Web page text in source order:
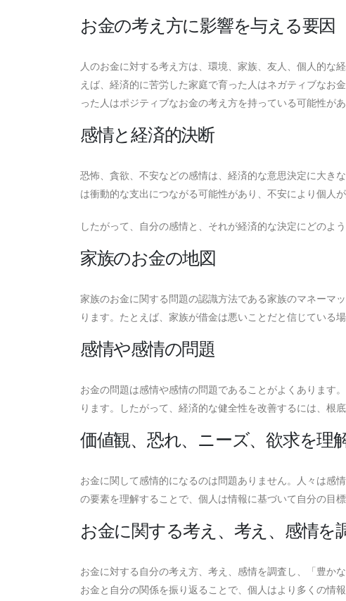
お金の考え方に影響を与える要因
人のお金に対する考え方は、環境、家族、友人、個人的な
えば、経済的に苦労した家庭で育った人はネガティブなお
った人はポジティブなお金の考え方を持っている可能性があ
感情と経済的決断
恐怖、貪欲、不安などの感情は、経済的な意思決定に大き
は衝動的な支出につながる可能性があり、不安により個人
したがって、自分の感情と、それが経済的な決定にどのよ
家族のお金の地図
家族のお金に関する問題の認識方法である家族のマネーマ
ります。たとえば、家族が借金は悪いことだと信じている
感情や感情の問題
お金の問題は感情や感情の問題であることがよくあります
ります。したがって、経済的な健全性を改善するには、根
価値観、恐れ、ニーズ、欲求を理
お金に関して感情的になるのは問題ありません。人々は感
の要素を理解することで、個人は情報に基づいて自分の目
お金に関する考え、考え、感情を
お金に対する自分の考え方、考え、感情を調査し​​、「豊か
お金と自分の関係を振り返ることで、個人はより多くの情